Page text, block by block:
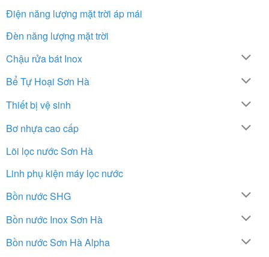
Điện năng lượng mặt trời áp mái
Đèn năng lượng mặt trời
Chậu rửa bát Inox
Bể Tự Hoại Sơn Hà
Thiết bị vệ sinh
Bơ nhựa cao cấp
Lõi lọc nước Sơn Hà
Linh phụ kiện máy lọc nước
Bồn nước SHG
Bồn nước Inox Sơn Hà
Bồn nước Sơn Hà Alpha